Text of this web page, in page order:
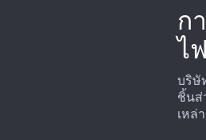
ก
ไ
บริษั
ชิ้นส่
เหล่